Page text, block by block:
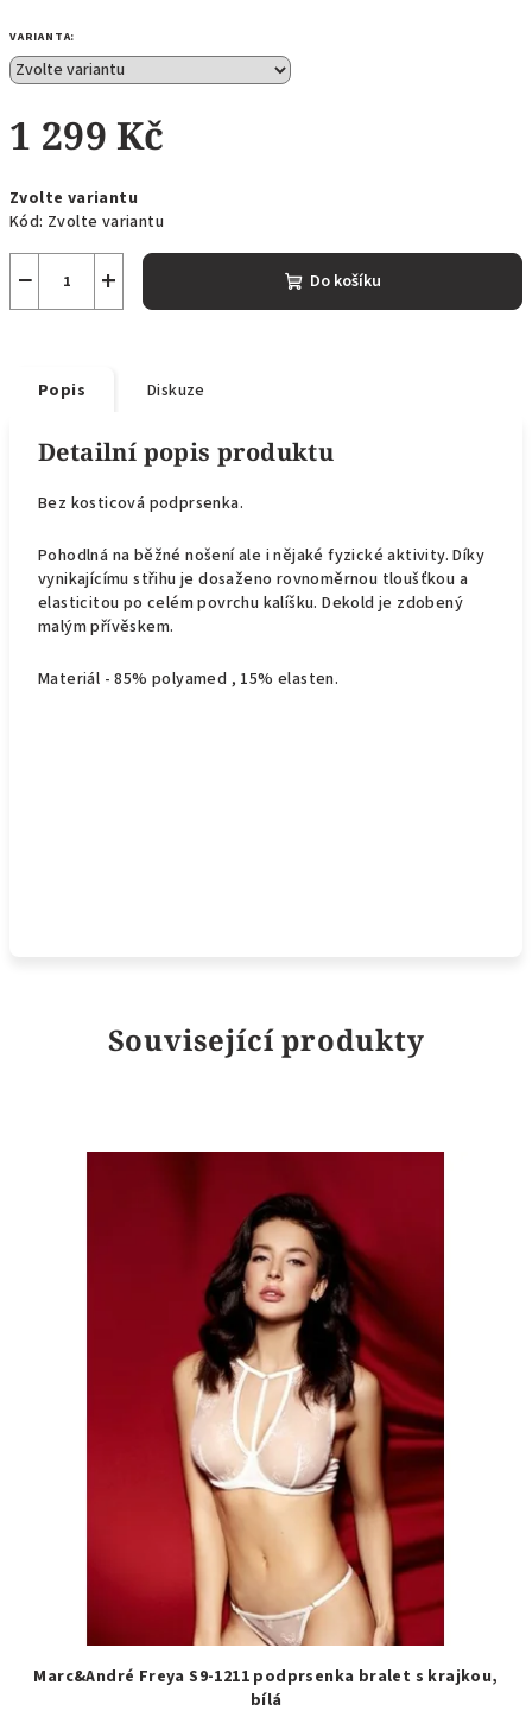
VARIANTA:
1 299 Kč
cena:
Zvolte variantu
Kód: Zvolte variantu
+
− Do košíku
Popis Diskuze
Detailní popis produktu
Bez kosticová podprsenka.
Pohodlná na běžné nošení ale i nějaké fyzické aktivity.Díky
vynikajícímu střihu je dosaženo rovnoměrnou tloušťkou a
elasticitou po celém povrchu kalíšku. Dekold je zdobený
malým přívěskem.
Materiál - 85% polyamed , 15% elasten.
Související produkty
Marc&André Freya S9-1211 podprsenka bralet s krajkou,
bílá